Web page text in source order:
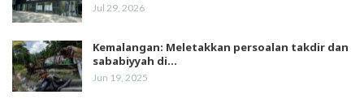
Jul 29, 2026
Kemalangan: Meletakkan persoalan takdir dan
sababiyyah di…
Jun 19, 2025